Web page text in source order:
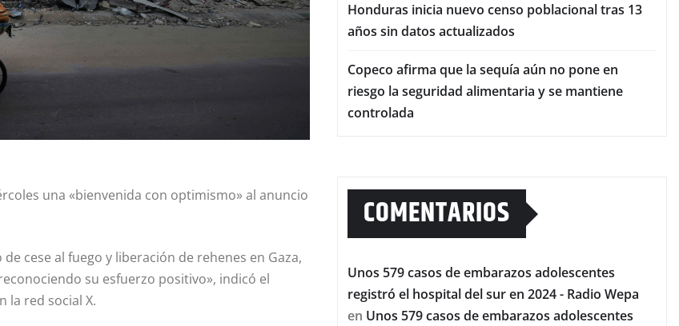
una «bienvenida con optimismo» al anuncio
cese al fuego y liberación de rehenes en Gaza,
su esfuerzo positivo», indicó el
la red social X.
Honduras inicia nuevo censo poblacional tras 13
años sin datos actualizados
Copeco afirma que la sequía aún no pone en
riesgo la seguridad alimentaria y se mantiene
controlada
COMENTARIOS
Unos 579 casos de embarazos adolescentes
registró el hospital del sur en 2024 - Radio Wepa
en Unos 579 casos de embarazos adolescentes